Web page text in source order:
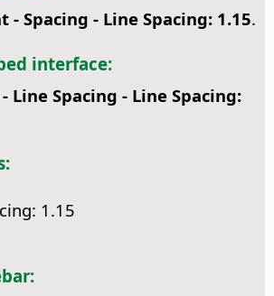
- Spacing - Line Spacing: 1.15.
interface:
Line Spacing - Line Spacing:
1.15